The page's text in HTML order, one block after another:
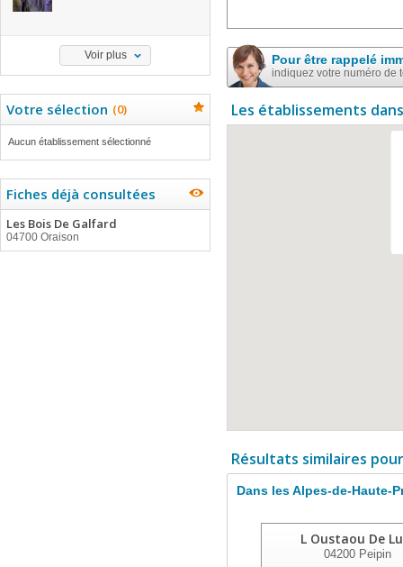
Voir plus
Votre sélection (0)
Aucun établissement sélectionné
Fiches déjà consultées
Les Bois De Galfard
04700 Oraison
Pour être rappelé
indiquez votre numéro de
Les établissements
Résultats similaires
Dans les Alpes-de-Haute-
L Oustaou De
04200 Peipin